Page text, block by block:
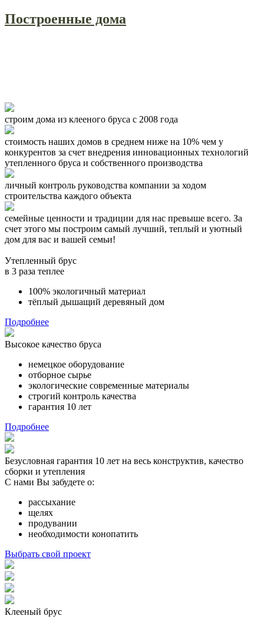
Построенные дома
строим дома из клееного бруса с 2008 года
стоимость наших домов в среднем ниже на 10% чем у
конкурентов за счет внедрения инновационных технологий
утепленного бруса и собственного производства
личный контроль руководства компании за ходом
строительства каждого объекта
семейные ценности и традиции для нас превыше всего. За
счет этого мы построим самый лучший, теплый и уютный
дом для вас и вашей семьи!
Утепленный брус
в 3 раза теплее
100% экологичный материал
тёплый дышащий деревяный дом
Подробнее
Высокое качество бруса
немецкое оборудование
отборное сырье
экологические современные материалы
строгий контроль качества
гарантия 10 лет
Подробнее
Безусловная гарантия 10 лет на весь конструктив, качество
сборки и утепления
С нами Вы забудете о:
рассыхание
щелях
продувании
необходимости конопатить
Выбрать свой проект
Клееный брус